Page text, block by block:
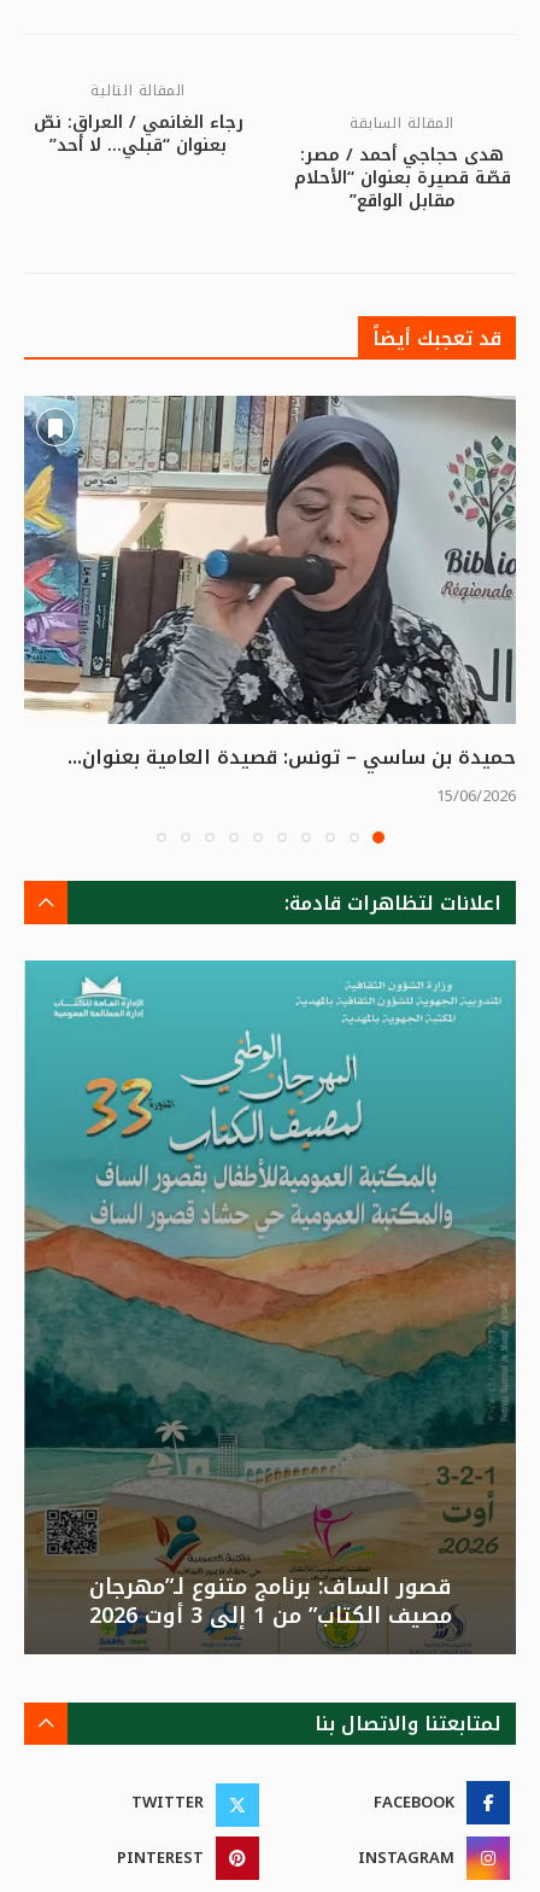
المقالة السابقة
هدى حجاجي أحمد / مصر:
قصّة قصيرة بعنوان “الأحلام
مقابل الواقع”
المقالة التالية
رجاء الغانمي / العراق: نصّ
بعنوان “قبلي… لا أحد”
قد تعجبك أيضاً
حميدة بن ساسي – تونس: قصيدة العامية بعنوان...
15/06/2026
اعلانات لتظاهرات قادمة:
قصور الساف: برنامج متنوع لـ”مهرجان
مصيف الكتاب” من 1 إلى 3 أوت 2026
لمتابعتنا والاتصال بنا
FACEBOOK
TWITTER
INSTAGRAM
PINTEREST